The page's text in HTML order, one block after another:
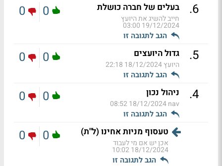
6
. בעלים של חברה כושלת
חייב להשיג את היועץ
19/12/2024 03:00
הגב לתגובה זו
0
0
5
. גדול היועצים
היועץ18/12/2024 22:18
הגב לתגובה זו
0
0
4
. ניהול נכון
nav
18/12/2024 08:52
הגב לתגובה זו
0
0
טעסוף מניות אחינו (ל"ת)
אכן יש אם מי לעבוד
18/12/2024 10:02
הגב לתגובה זו
0
0